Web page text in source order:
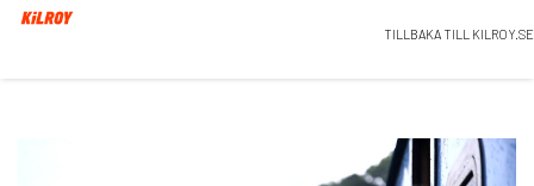
TILLBAKA TILL KILROY.SE